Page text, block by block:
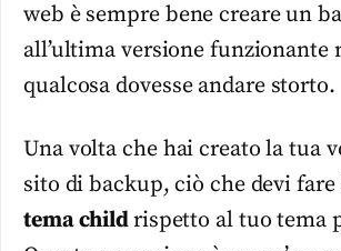
web è sempre bene creare un
all’ultima versione funzionante
qualcosa dovesse andare storto.
Una volta che hai creato la tua
sito di backup, ciò che devi
tema childrispetto al tuo tema